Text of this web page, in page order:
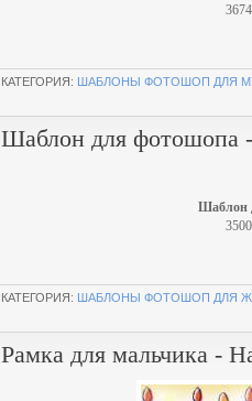
КАТЕГОРИЯ: ШАБЛОНЫ ФОТОШОП ДЛЯ
Шаблон для фотошопа
Шаблон
КАТЕГОРИЯ: ШАБЛОНЫ ФОТОШОП ДЛЯ
Рамка для мальчика -